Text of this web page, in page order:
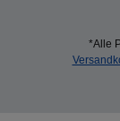
*Alle